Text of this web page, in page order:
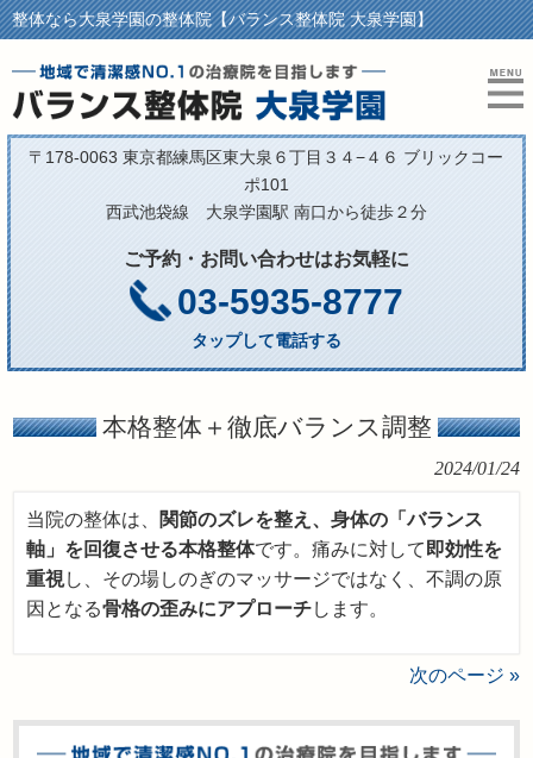
整体なら大泉学園の整体院【バランス整体院 大泉学園】
〒178-0063 東京都練馬区東大泉６丁目３４−４６ ブリックコー
ポ101
西武池袋線 大泉学園駅 南口から徒歩２分
ご予約・お問い合わせはお気軽に
03-5935-8777
タップして電話する
本格整体＋徹底バランス調整
2024/01/24
当院の整体は、
関節のズレを整え、身体の「バランス
軸」を回復させる本格整体です。痛みに対して 即効性を
重視し、その場しのぎのマッサージではなく、不調の原
因となる骨格の歪みにアプローチします。
次のページ »